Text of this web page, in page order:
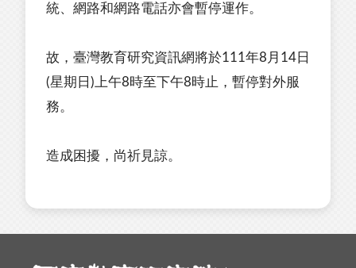
統、網路和網路電話亦會暫停運作。
故，臺灣教育研究資訊網將於111年8月14日
(星期日)上午8時至下午8時止，暫停對外服
務。
造成困擾，尚祈見諒。